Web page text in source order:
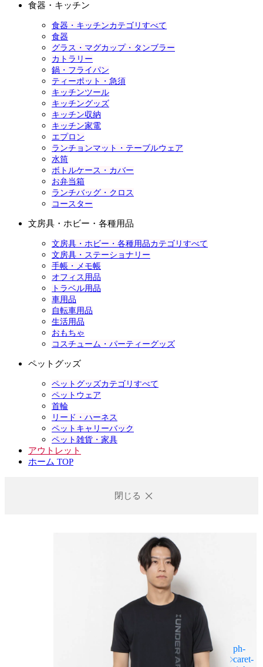
食器・キッチン
食器・キッチンカテゴリすべて
食器
グラス・マグカップ・タンブラー
カトラリー
鍋・フライパン
ティーポット・急須
キッチンツール
キッチングッズ
キッチン収納
キッチン家電
エプロン
ランチョンマット・テーブルウェア
水筒
ボトルケース・カバー
お弁当箱
ランチバッグ・クロス
コースター
文房具・ホビー・各種用品
文房具・ホビー・各種用品カテゴリすべて
文房具・ステーショナリー
手帳・メモ帳
オフィス用品
トラベル用品
車用品
自転車用品
生活用品
おもちゃ
コスチューム・パーティーグッズ
ペットグッズ
ペットグッズカテゴリすべて
ペットウェア
首輪
リード・ハーネス
ペットキャリーバック
ペット雑貨・家具
アウトレット
ホーム TOP
閉じる